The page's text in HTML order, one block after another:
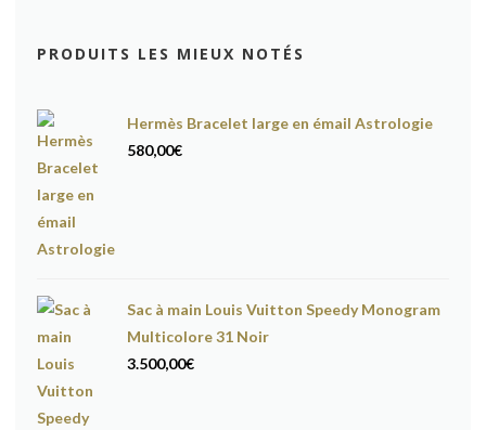
PRODUITS LES MIEUX NOTÉS
Hermès Bracelet large en émail Astrologie
580,00€
Sac à main Louis Vuitton Speedy Monogram
Multicolore 31 Noir
3.500,00€